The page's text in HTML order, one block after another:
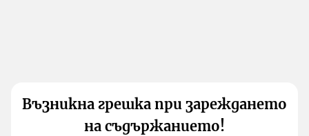
Възникна грешка при зареждането
на съдържанието!